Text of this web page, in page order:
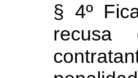
§ 4º
recusa